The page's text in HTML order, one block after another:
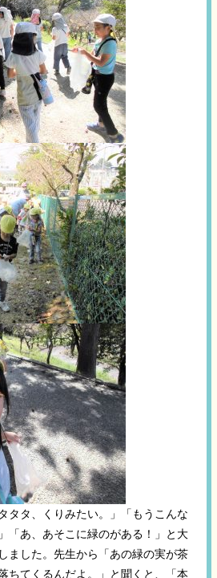
タタ、くりみたい。」「もうこんな
「あ、あそこに緑のがある！」と大
ました。先生から「あの緑の実が茶
ちてくるんだよ。」と聞くと、「本